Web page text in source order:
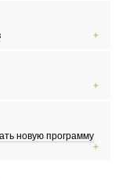
и РПЦ
новую программу